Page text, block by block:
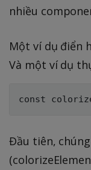
nhiều
Một ví dụ điển
Và một ví dụ
Đầu tiên,